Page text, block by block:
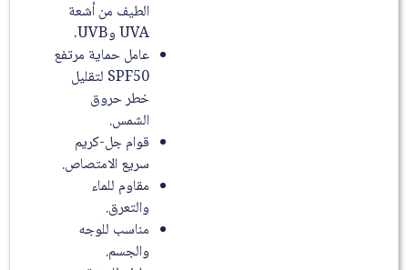
الطيف من أشعة
عامل حماية مرتفع
SPF50 لتقليل
خطر حروق
الشمس.
قوام جل-كريم
سريع الامتصاص.
مقاوم للماء
والتعرق.
مناسب للوجه
والجسم.